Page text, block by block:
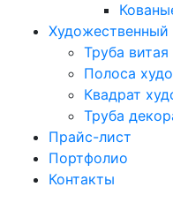
Художественный
Труба витая
Полоса
Квадрат
Труба
Прайс-лист
Портфолио
Контакты